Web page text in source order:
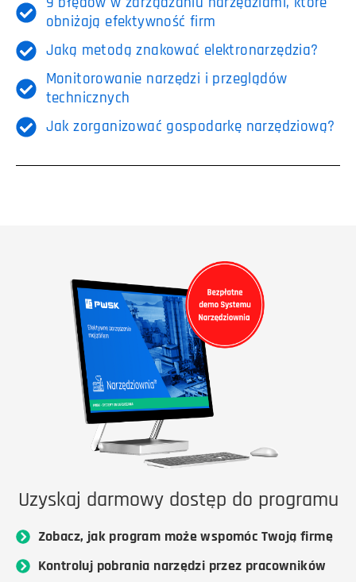
obniżają efektywność firm
Jaką metodą znakować elektronarzędzia?
Monitorowanie narzędzi i przeglądów
technicznych
Jak zorganizować gospodarkę narzędziową?
Uzyskaj darmowy dostęp do programu
Zobacz, jak program może wspomóc Twoją firmę
Kontroluj pobrania narzędzi przez pracowników